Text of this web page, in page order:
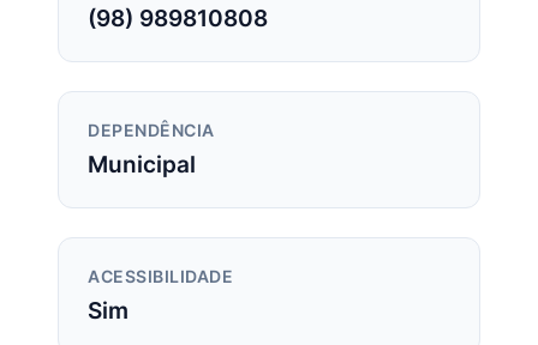
(98) 989810808
DEPENDÊNCIA
Municipal
ACESSIBILIDADE
Sim